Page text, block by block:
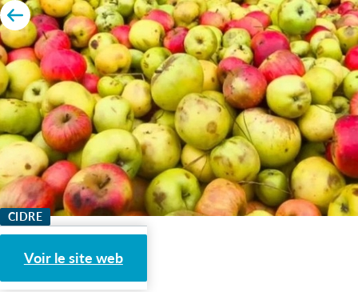
CIDRE
Voir le site web
Floréal Bio